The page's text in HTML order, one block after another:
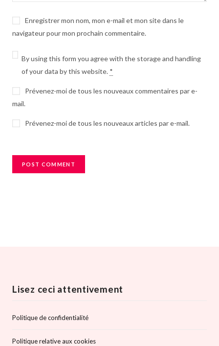
Enregistrer mon nom, mon e-mail et mon site dans le
navigateur pour mon prochain commentaire.
By using this form you agree with the storage and handling
of your data by this website. *
Prévenez-moi de tous les nouveaux commentaires par e-
mail.
Prévenez-moi de tous les nouveaux articles par e-mail.
Lisez ceci attentivement
Politique de confidentialité
Politique relative aux cookies